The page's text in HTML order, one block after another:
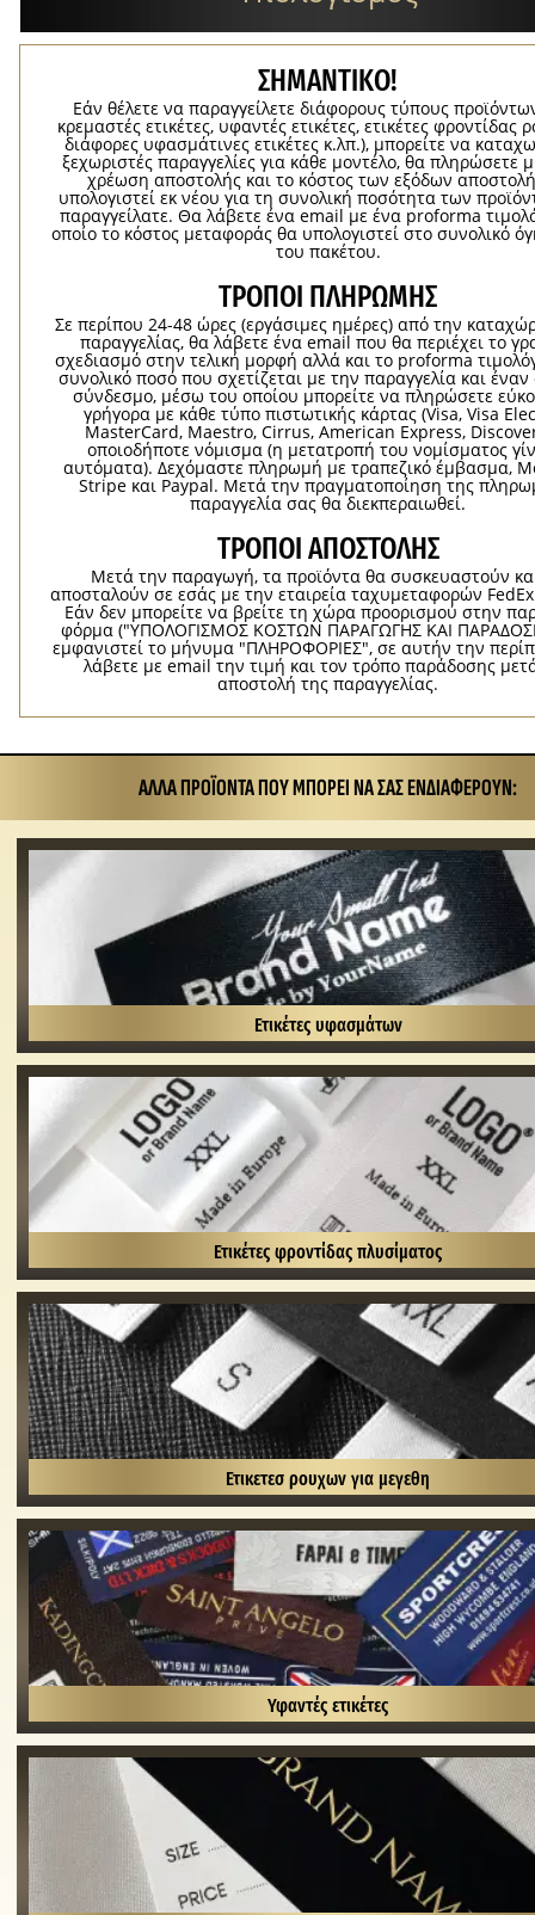
ΣΗΜΑΝΤΙΚΟ!
Εάν θέλετε να παραγγείλετε διάφορους τύπους
κρεμαστές ετικέτες, υφαντές ετικέτες, ετικέτες φροντίδας
διάφορες υφασμάτινες ετικέτες κ.λπ.), μπορείτε να
ξεχωριστές παραγγελίες για κάθε μοντέλο, θα πληρώσετε
χρέωση αποστολής και το κόστος των εξόδων
υπολογιστεί εκ νέου για τη συνολική ποσότητα των
παραγγείλατε. Θα λάβετε ένα email με ένα proforma
οποίο το κόστος μεταφοράς θα υπολογιστεί στο συνολικό
του πακέτου.
ΤΡΌΠΟΙ ΠΛΗΡΩΜΉΣ
Σε περίπου 24-48 ώρες (εργάσιμες ημέρες) από την
παραγγελίας, θα λάβετε ένα email που θα περιέχει το
σχεδιασμό στην τελική μορφή αλλά και το proforma
συνολικό ποσό που σχετίζεται με την παραγγελία και
σύνδεσμο, μέσω του οποίου μπορείτε να πληρώσετε
γρήγορα με κάθε τύπο πιστωτικής κάρτας (Visa, Visa
MasterCard, Maestro, Cirrus, American Express,
οποιοδήποτε νόμισμα (η μετατροπή του νομίσματος
αυτόματα). Δεχόμαστε πληρωμή με τραπεζικό έμβασμα,
Stripe και Paypal. Μετά την πραγματοποίηση της
παραγγελία σας θα διεκπεραιωθεί.
ΤΡΌΠΟΙ ΑΠΟΣΤΟΛΉΣ
Μετά την παραγωγή, τα προϊόντα θα συσκευαστούν
αποσταλούν σε εσάς με την εταιρεία ταχυμεταφορών
Εάν δεν μπορείτε να βρείτε τη χώρα προορισμού στην
φόρμα ("ΥΠΟΛΟΓΙΣΜΟΣ ΚΟΣΤΩΝ ΠΑΡΑΓΩΓΗΣ ΚΑΙ
εμφανιστεί το μήνυμα "ΠΛΗΡΟΦΟΡΙΕΣ", σε αυτήν την
λάβετε με email την τιμή και τον τρόπο παράδοσης
αποστολή της παραγγελίας.
ΆΛΛΑ ΠΡΟΪΌΝΤΑ ΠΟΥ ΜΠΟΡΕΊ ΝΑ ΣΑΣ ΕΝΔΙΑΦΈΡΟΥΝ:
Ετικέτες υφασμάτων
Ετικέτες φροντίδας πλυσίματος
Ετικετεσ ρουχων για μεγεθη
Υφαντές ετικέτες